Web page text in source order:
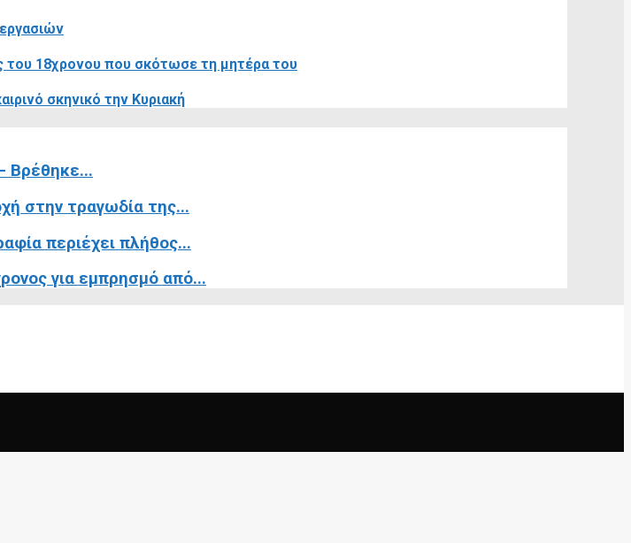
του 18χρονου που σκότωσε τη μητέρα του
σκηνικό την Κυριακή
Βρέθηκε...
στην τραγωδία της...
περιέχει πλήθος...
για εμπρησμό από...